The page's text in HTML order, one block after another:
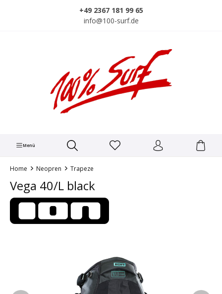
+49 2367 181 99 65
info@100-surf.de
Menü
Home Neopren Trapeze
Vega 40/L black